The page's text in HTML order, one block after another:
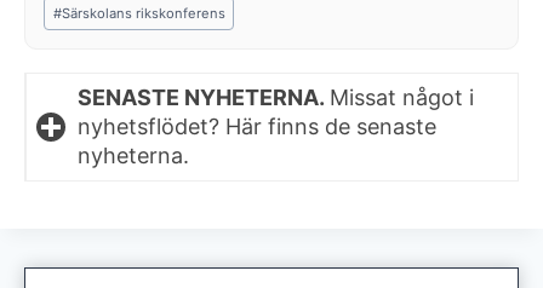
#Särskolans rikskonferens
SENASTE NYHETERNA. Missat något i
nyhetsflödet? Här finns de senaste
nyheterna.